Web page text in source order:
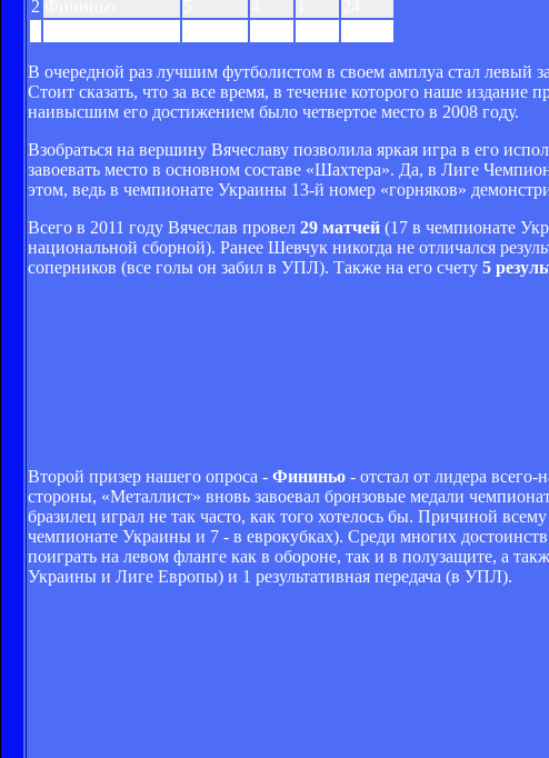
2
В очередной раз лучшим футболистом в своем амплуа стал левый
Стоит сказать, что за все время, в течение которого наше
наивысшим его достижением было четвертое место в 2008 году.
Взобраться на вершину Вячеславу позволила яркая игра в его
завоевать место в основном составе «Шахтера». Да, в Лиге
этом, ведь в чемпионате Украины 13-й номер «горняков»
Всего в 2011 году Вячеслав провел 29 матчей (17 в чемпионате
национальной сборной). Ранее Шевчук никогда не отличался
соперников (все голы он забил в УПЛ). Также на его счету 5
Второй призер нашего опроса - Фининьо - отстал от лидера
стороны, «Металлист» вновь завоевал бронзовые медали
бразилец играл не так часто, как того хотелось бы. Причиной
чемпионате Украины и 7 - в еврокубках). Среди многих
поиграть на левом фланге как в обороне, так и в полузащите, а
Украины и Лиге Европы) и 1 результативная передача (в УПЛ).